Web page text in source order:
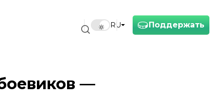
Поддержать
RU
—